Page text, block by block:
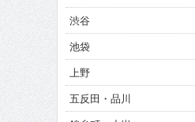
渋谷
池袋
上野
五反田・品川